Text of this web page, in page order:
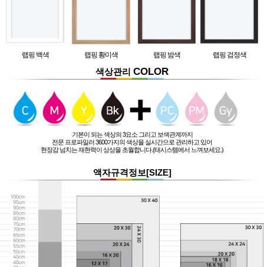
랩핑 백색 랩핑 황미색 랩핑 밤색 랩핑 검정색
색상관리 COLOR
기본이 되는 색상의 3요소 그리고 보색관계까지
전문 프로파일러 3600가지의 색상을 실시간으로 관리하고 있어
현장감 넘치는 재현력이 상상을 초월합니다.(태시스템에서 느껴보세요.)
액자규격정보[SIZE]